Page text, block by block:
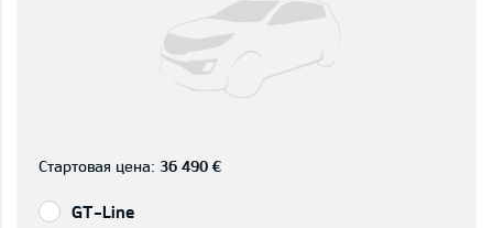
Стартовая цена: 36 490 €
GT-Line